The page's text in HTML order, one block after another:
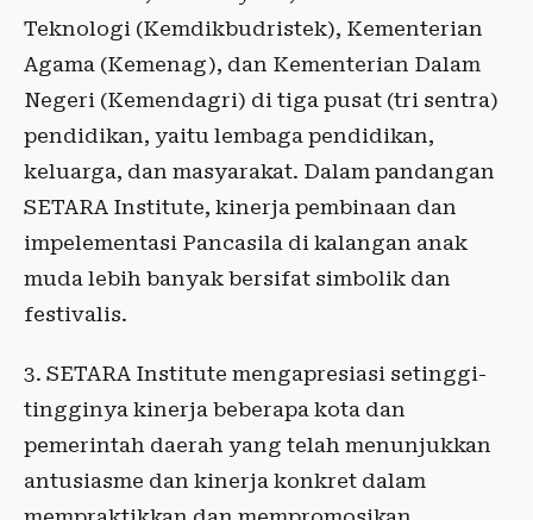
Teknologi (Kemdikbudristek), Kementerian
Agama (Kemenag), dan Kementerian Dalam
Negeri (Kemendagri) di tiga pusat (tri sentra)
pendidikan, yaitu lembaga pendidikan,
keluarga, dan masyarakat. Dalam pandangan
SETARA Institute, kinerja pembinaan dan
impelementasi Pancasila di kalangan anak
muda lebih banyak bersifat simbolik dan
festivalis.
3. SETARA Institute mengapresiasi setinggi-
tingginya kinerja beberapa kota dan
pemerintah daerah yang telah menunjukkan
antusiasme dan kinerja konkret dalam